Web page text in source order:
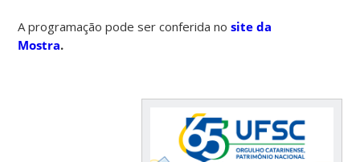
A programação pode ser conferida nosite da
Mostra.